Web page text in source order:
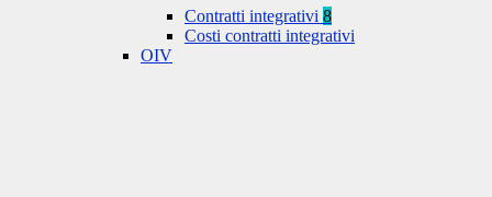
Contratti integrativi 8
Costi contratti integrativi
OIV